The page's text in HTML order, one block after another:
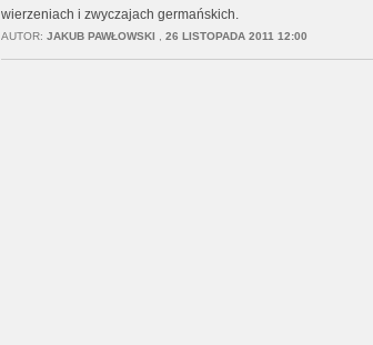
wierzeniach i zwyczajach germańskich.
AUTOR: JAKUB PAWŁOWSKI 26 LISTOPADA 2011 12:00